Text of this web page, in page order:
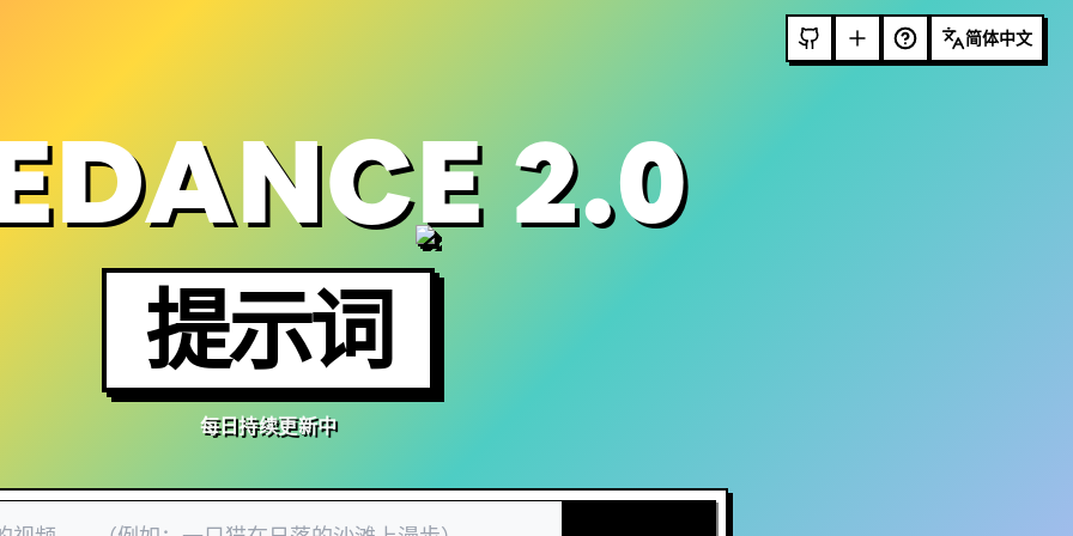
简体中文
2.0
提示词
每日持续更新中